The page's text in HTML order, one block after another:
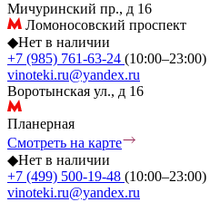
Мичуринский пр., д 16
Ломоносовский проспект
◆Нет в наличии
+7 (985) 761-63-24 (10:00–23:00)
vinoteki.ru@yandex.ru
Воротынская ул., д 16
Планерная
Смотреть на карте
◆Нет в наличии
+7 (499) 500-19-48 (10:00–23:00)
vinoteki.ru@yandex.ru